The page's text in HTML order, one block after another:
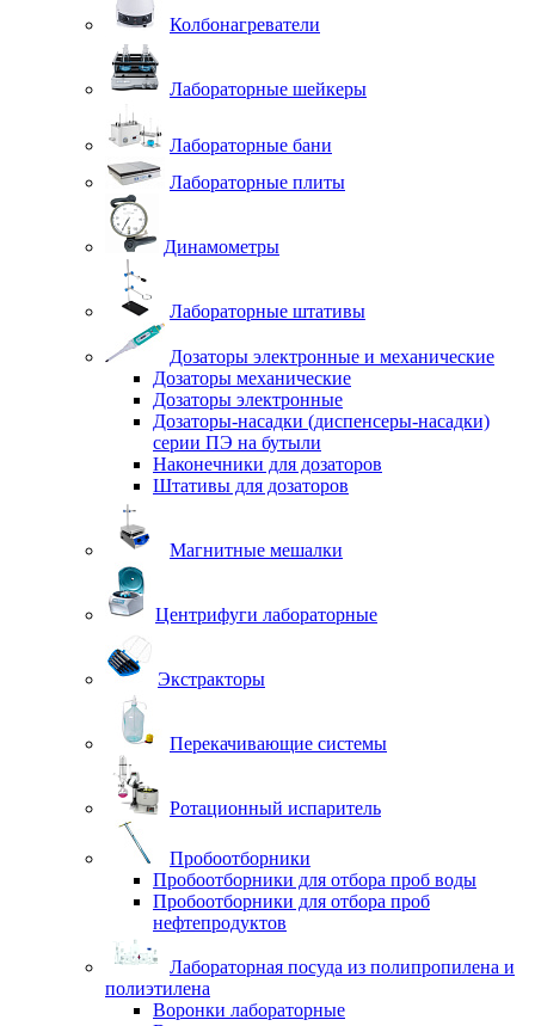
Колбонагреватели
Лабораторные шейкеры
Лабораторные бани
Лабораторные плиты
Динамометры
Лабораторные штативы
Дозаторы электронные и механические
Дозаторы механические
Дозаторы электронные
Дозаторы-насадки (диспенсеры-насадки)
серии ПЭ на бутыли
Наконечники для дозаторов
Штативы для дозаторов
Магнитные мешалки
Центрифуги лабораторные
Экстракторы
Перекачивающие системы
Ротационный испаритель
Пробоотборники
Пробоотборники для отбора проб воды
Пробоотборники для отбора проб
нефтепродуктов
Лабораторная посуда из полипропилена и
полиэтилена
Воронки лабораторные